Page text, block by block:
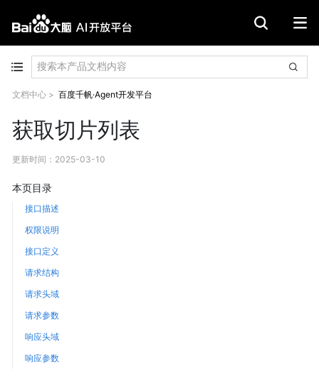
文档中心 > 百度千帆·Agent开发平台
获取切片列表
更新时间 ： 2025-03-10
本页目录
接口描述
权限说明
接口定义
请求结构
请求头域
请求参数
响应头域
响应参数